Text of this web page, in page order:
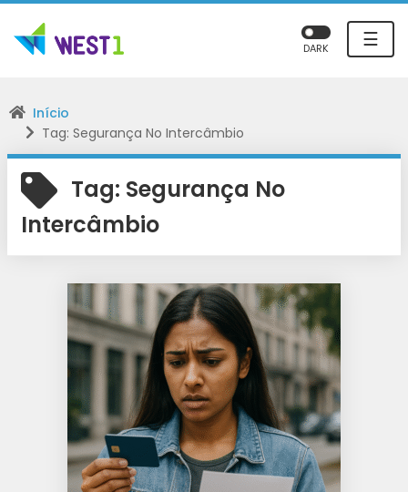
☰
DARK
Início
Tag: Segurança No Intercâmbio
Tag: Segurança No
Intercâmbio